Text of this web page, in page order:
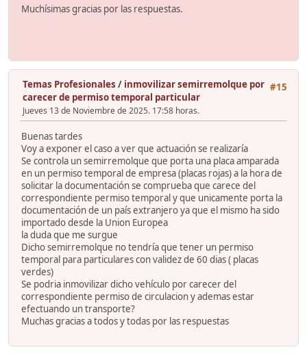
Muchísimas gracias por las respuestas.
#15
Temas Profesionales / inmovilizar semirremolque por
carecer de permiso temporal particular
Jueves 13 de Noviembre de 2025. 17:58 horas.
Buenas tardes
Voy a exponer el caso a ver que actuación se realizaría
Se controla un semirremolque que porta una placa amparada
en un permiso temporal de empresa (placas rojas) a la hora de
solicitar la documentación se comprueba que carece del
correspondiente permiso temporal y que unicamente porta la
documentación de un país extranjero ya que el mismo ha sido
importado desde la Union Europea
la duda que me surgue
Dicho semirremolque no tendría que tener un permiso
temporal para particulares con validez de 60 dias ( placas
verdes)
Se podria inmovilizar dicho vehículo por carecer del
correspondiente permiso de circulacion y ademas estar
efectuando un transporte?
Muchas gracias a todos y todas por las respuestas